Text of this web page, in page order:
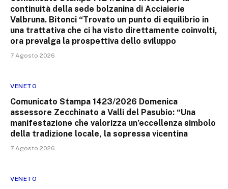
continuità della sede bolzanina di Acciaierie
Valbruna. Bitonci “Trovato un punto di equilibrio in
una trattativa che ci ha visto direttamente coinvolti,
ora prevalga la prospettiva dello sviluppo
7 Agosto 2026
VENETO
Comunicato Stampa 1423/2026 Domenica
assessore Zecchinato a Valli del Pasubio: “Una
manifestazione che valorizza un’eccellenza simbolo
della tradizione locale, la sopressa vicentina
7 Agosto 2026
VENETO